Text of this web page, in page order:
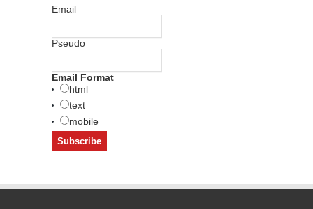
Email
Pseudo
Email Format
html
text
mobile